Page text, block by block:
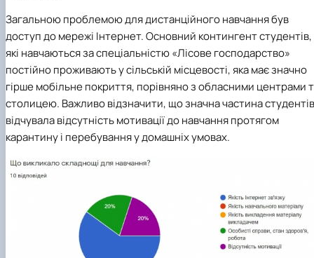
Загальною проблемою для дистанційного навчання був
доступ до мережі Інтернет. Основний контингент студентів,
які навчаються за спеціальністю «Лісове господарство»
постійно проживають у сільській місцевості, яка має значно
гірше мобільне покриття, порівняно з обласними центрами
столицею. Важливо відзначити, що значна частина студентів
відчувала відсутність мотивації до навчання протягом
карантину і перебування у домашніх умовах.